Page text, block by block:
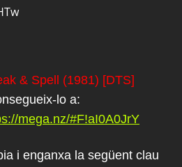
& Spell (1981) [DTS]
lo a:
mega.nz/#F!aI0A0JrY
i enganxa la següent clau